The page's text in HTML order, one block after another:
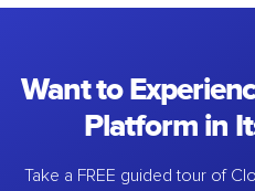
Want to
Platform in
Take a FREE guided tour of